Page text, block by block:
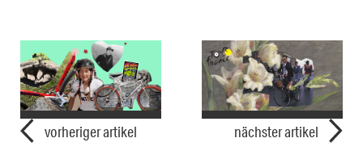
vorheriger artikel nächster artikel